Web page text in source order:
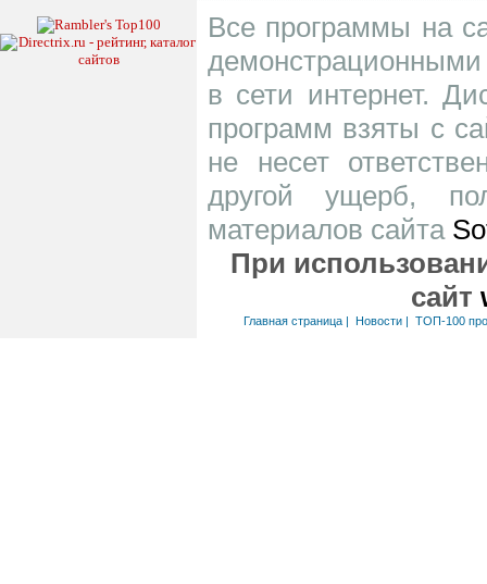
Все программы на
в сети интернет.
программ взяты с
не несет
другой ущерб,
материалов сайта
При
сайт
Главная страница| Новости| ТОП-100